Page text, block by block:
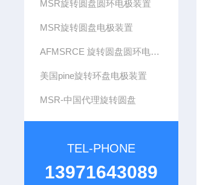
MSR旋转圆盘圆环电极装置
MSR旋转圆盘电极装置
AFMSRCE 旋转圆盘圆环电极装置
美国pine旋转环盘电极装置
MSR-中国代理旋转圆盘
TEL-PHONE
13971643089